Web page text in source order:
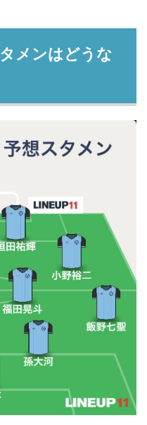
メンはどうな